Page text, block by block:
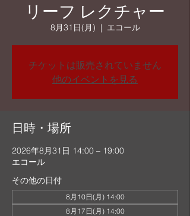
リーフ レクチャー
8月31日(月)
  |
エコール
チケットは販売されていません
他のイベントを見る
日時・場所
2026年8月31日 14:00 – 19:00
エコール
その他の日付
8月10日(月) 14:00
8月17日(月) 14:00